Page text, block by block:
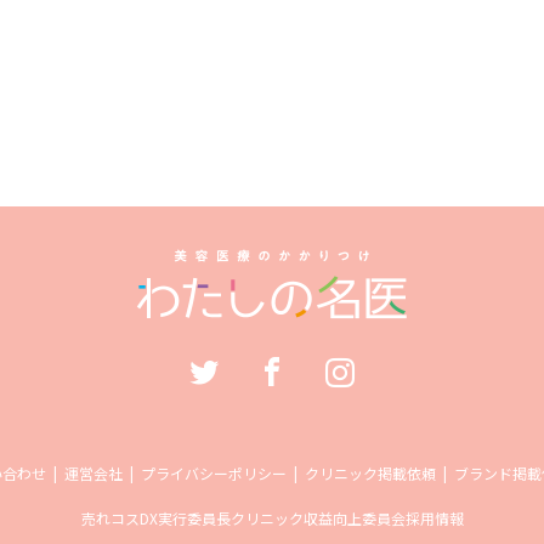
わせ 運営会社 プライバシーポリシー クリニック掲載依頼 ブランド掲
売れコスDX実行委員長クリニック収益向上委員会採用情報